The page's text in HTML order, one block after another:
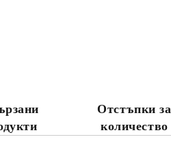
Отстъпки за
количество